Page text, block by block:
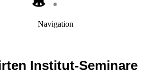
Navigation
Institut-Seminare